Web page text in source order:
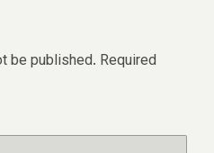
be published. Required